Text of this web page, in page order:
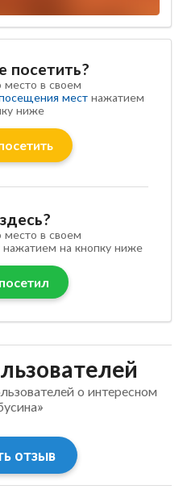
посетить?
место в своем
мест нажатием
ниже
место в своем
нажатием на кнопку ниже
о интересном
отзыв